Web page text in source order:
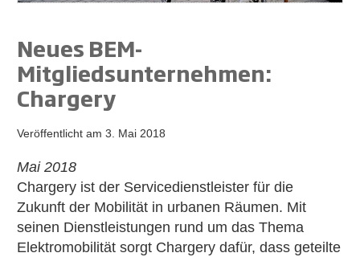
Neues BEM-
Mitgliedsunternehmen:
Chargery
Veröffentlicht am 3. Mai 2018
Mai 2018
Chargery ist der Servicedienstleister für die
Zukunft der Mobilität in urbanen Räumen. Mit
seinen Dienstleistungen rund um das Thema
Elektromobilität sorgt Chargery dafür, dass geteilte